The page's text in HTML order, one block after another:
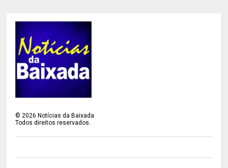
©2026 Notícias da Baixada
Todos direitos reservados.